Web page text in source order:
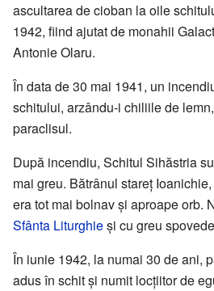
ascultarea de cioban la oile
1942, fiind ajutat de monahii
Antonie Olaru.
În data de 30 mai 1941, un
schitului, arzându-i chiliile de
paraclisul.
După incendiu, Schitul Sihăstria
mai greu. Bătrânul stareț
era tot mai bolnav și aproape orb.
Sfânta Liturghieși cu greu
În iunie 1942, la numai 30 de ani,
adus în schit și numit locțiitor de